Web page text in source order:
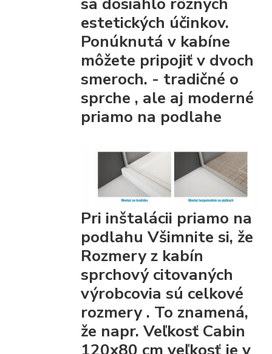
estetických účinkov.
Ponúknutá v kabíne
môžete pripojiťv dvoch
smeroch. - tradičné o
sprche , ale aj moderné
priamo na podlahe
Pri inštalácii priamo na
podlahu Všimnite si, že
Rozmery z kabín
sprchový citovaných
výrobcoviasú celkové
rozmery. To znamená,
že napr. Veľkosť Cabin
120x80 cm veľkosť je v